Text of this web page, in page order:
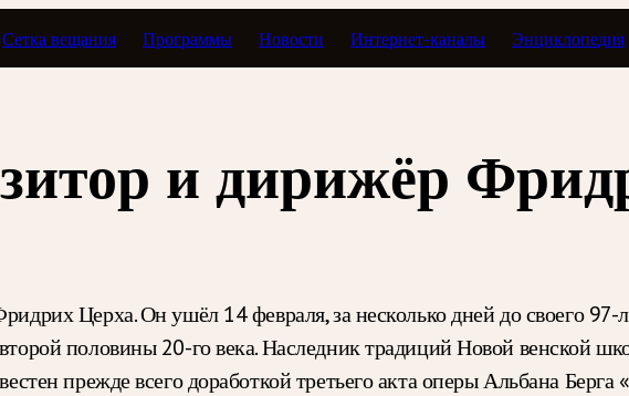
Сетка вещания Программы Новости Интернет-каналы Энциклопедия
и дирижёр
Церха. Он ушёл 14 февраля, за несколько дней до своего
половины 20-го века. Наследник традиций Новой венской
прежде всего доработкой третьего акта оперы Альбана